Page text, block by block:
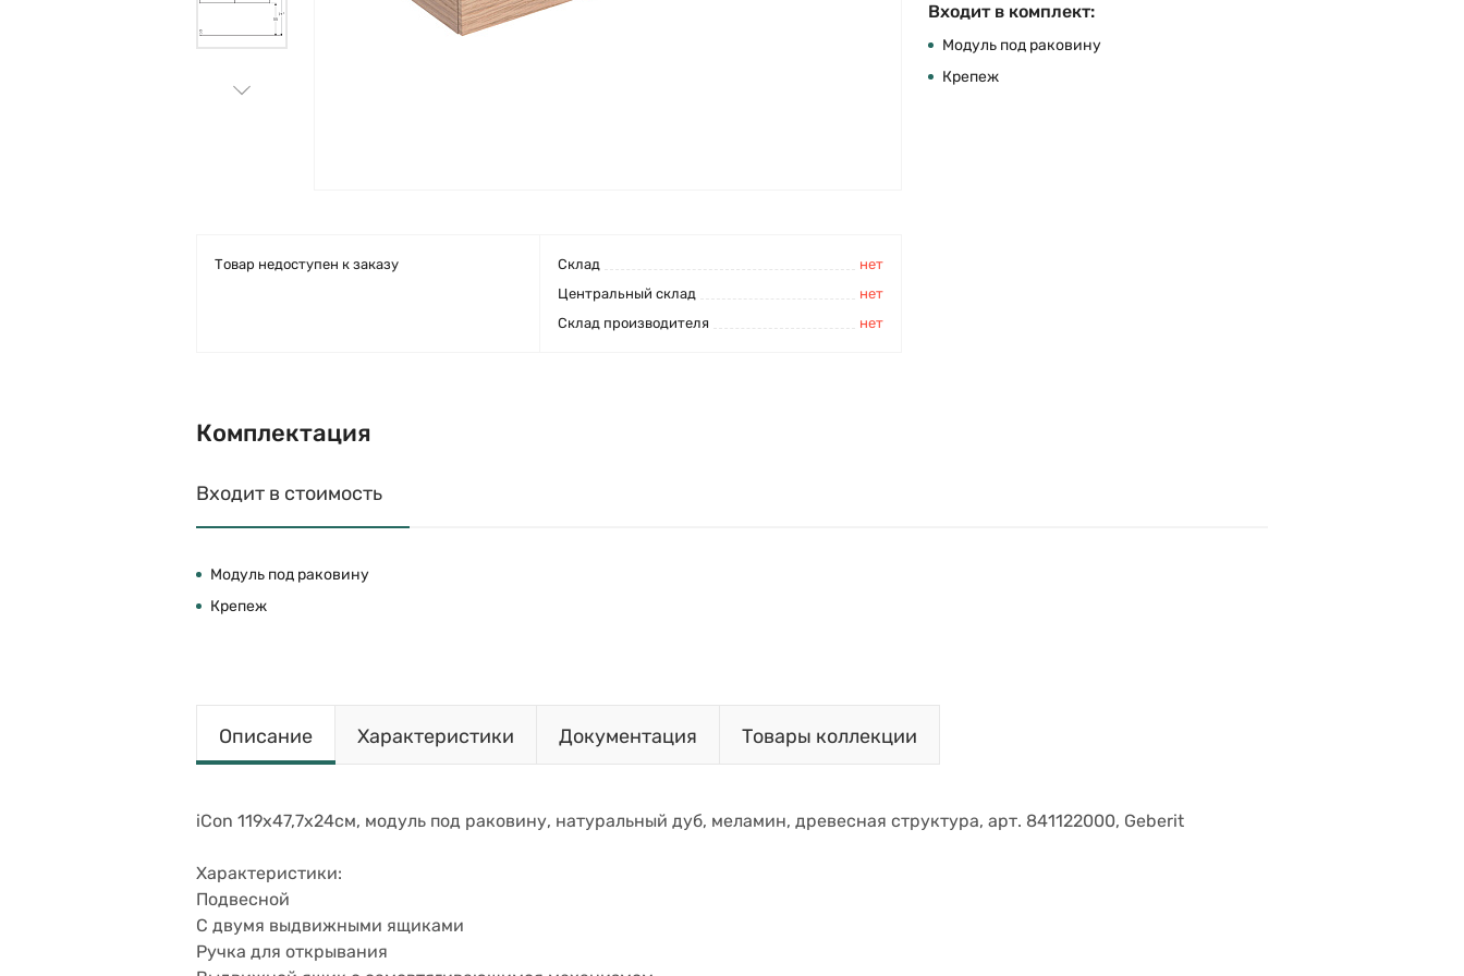
Товар недоступен к заказу Cклад
нет
Центральный склад
нет
Склад производителя
нет
Входит в комплект:
Модуль под раковину
Крепеж
Комплектация
Входит в стоимость
Модуль под раковину
Крепеж
Описание Характеристики Документация Товары коллекции
iCon 119х47,7х24см, модуль под раковину, натуральный дуб, меламин, древесная структура, арт. 841122000, Geberit
Характеристики:
Подвесной
С двумя выдвижными ящиками
Ручка для открывания